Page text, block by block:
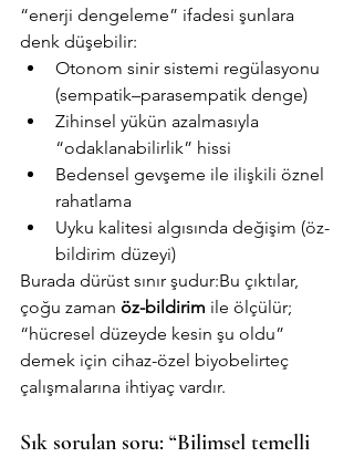
“enerji dengeleme” ifadesi şunlara
denk düşebilir:
Otonom sinir sistemi regülasyonu
(sempatik–parasempatik denge)
Zihinsel yükün azalmasıyla
“odaklanabilirlik” hissi
Bedensel gevşeme ile ilişkili öznel
rahatlama
Uyku kalitesi algısında değişim (öz-
bildirim düzeyi)
Burada dürüst sınır şudur:Bu çıktılar,
çoğu zaman öz-bildirim ile ölçülür;
“hücresel düzeyde kesin şu oldu”
demek için cihaz-özel biyobelirteç
çalışmalarına ihtiyaç vardır.
Sık sorulan soru: “Bilimsel temelli